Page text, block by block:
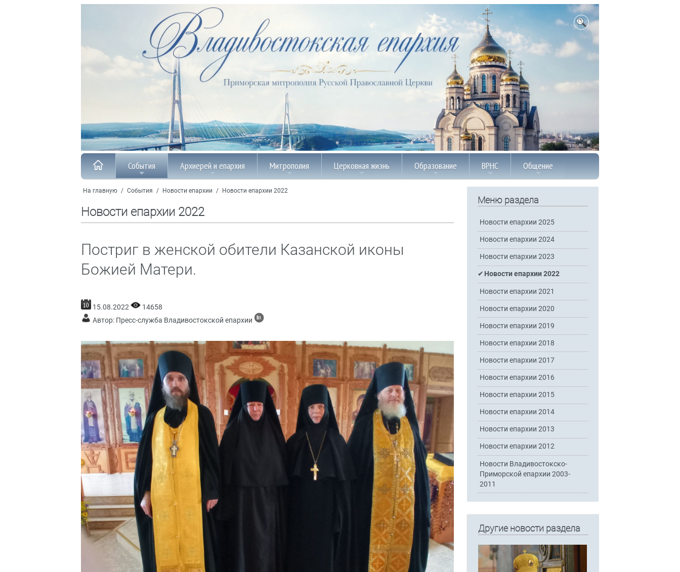
События Архиерей и епархия Митрополия Церковная жизнь Образование ВРНС Общение
На главную / События / Новости епархии / Новости епархии 2022
Новости епархии 2022
Постриг в женской обители Казанской иконы
Божией Матери.
15.08.2022
14658
Автор: Пресс-служба Владивостокской епархии
Меню раздела
Новости епархии 2025
Новости епархии 2024
Новости епархии 2023
Новости епархии 2022
Новости епархии 2021
Новости епархии 2020
Новости епархии 2019
Новости епархии 2018
Новости епархии 2017
Новости епархии 2016
Новости епархии 2015
Новости епархии 2014
Новости епархии 2013
Новости епархии 2012
Новости Владивостокско-
Приморской епархии 2003-
2011
Другие новости раздела